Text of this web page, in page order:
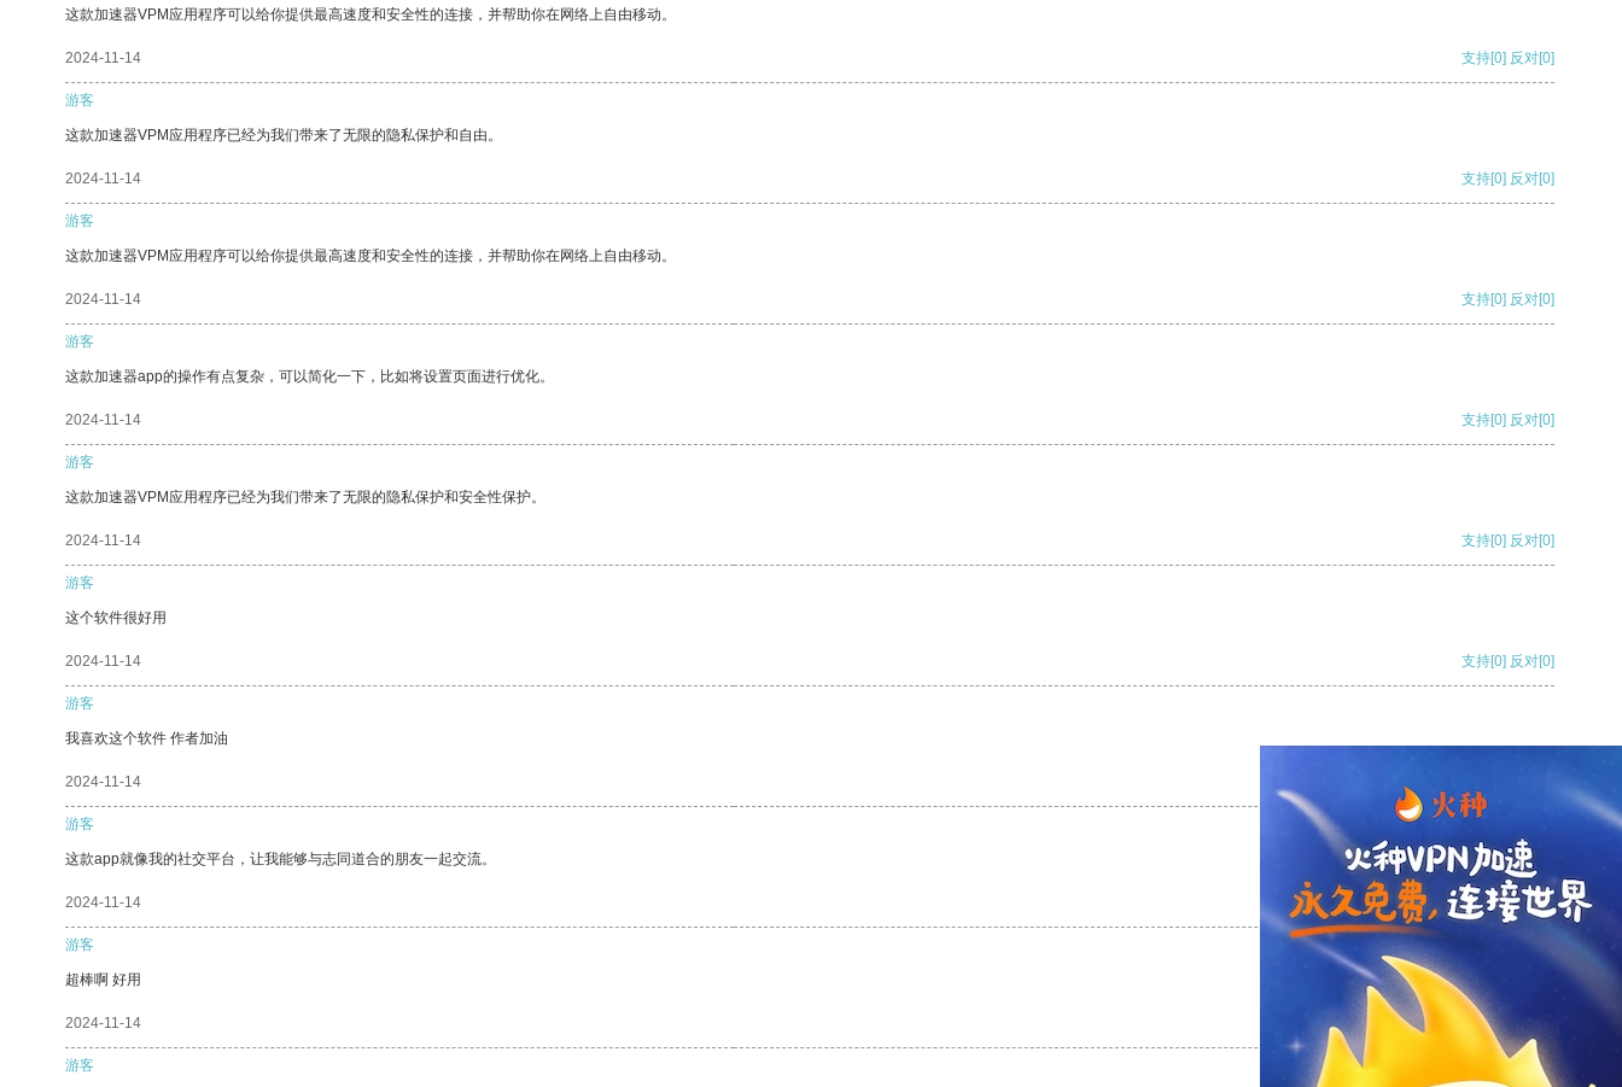
这款加速器VPM应用程序可以给你提供最高速度和安全性的连接，并帮助你在网络上自由移动。
2024-11-14 支持[0] 反对[0]
游客
这款加速器VPM应用程序已经为我们带来了无限的隐私保护和自由。
2024-11-14 支持[0] 反对[0]
游客
这款加速器VPM应用程序可以给你提供最高速度和安全性的连接，并帮助你在网络上自由移动。
2024-11-14 支持[0] 反对[0]
游客
这款加速器app的操作有点复杂，可以简化一下，比如将设置页面进行优化。
2024-11-14 支持[0] 反对[0]
游客
这款加速器VPM应用程序已经为我们带来了无限的隐私保护和安全性保护。
2024-11-14 支持[0] 反对[0]
游客
这个软件很好用
2024-11-14 支持[0] 反对[0]
游客
我喜欢这个软件 作者加油
2024-11-14
游客
这款app就像我的社交平台，让我能够与志同道合的朋友一起交流。
2024-11-14 支持 [0] 反对[0]
游客
超棒啊 好用
2024-11-14 支持[0] 反对
游客